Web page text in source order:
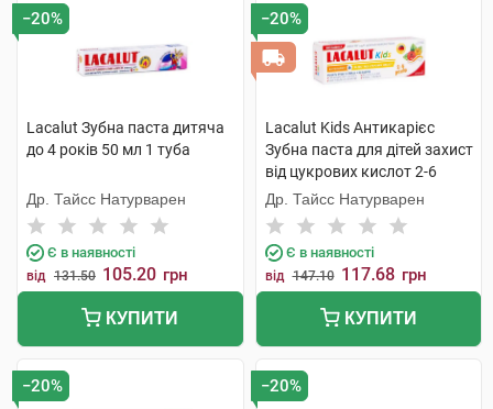
−20%
Lacalut Зубна паста дитяча
до 4 років 50 мл 1 туба
Др. Тайсс Натурварен
Є в наявності
від 131.50 105.20 грн
КУПИТИ
−20%
Lacalut Kids Антикарієс
Зубна паста для дітей захист
від цукрових кислот 2-6
років 55 мл 1 туба
Др. Тайсс Натурварен
Є в наявності
від 147.10 117.68 грн
КУПИТИ
−20% −20%